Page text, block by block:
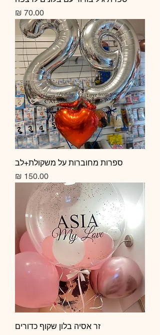
מחיר
ספרות מחוברות על משקולת+לב
מחיר
זר אסיה בלון שקוף כדורים